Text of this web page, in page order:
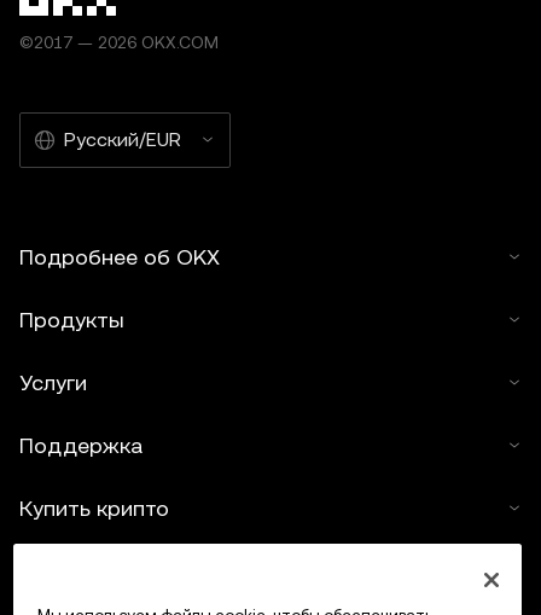
©2017 — 2026 OKX.COM
Русский/EUR
Подробнее об OKX
Продукты
Услуги
Поддержка
Купить крипто